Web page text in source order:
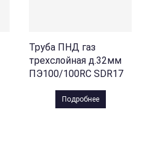
Труба ПНД газ
трехслойная д.32мм
ПЭ100/100RC SDR17
Подробнее